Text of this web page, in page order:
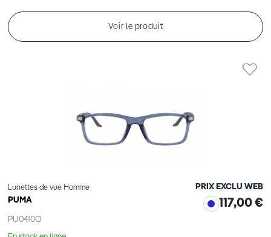
Voir le produit
Lunettes de vue Homme
PUMA
PU0410O
PRIX EXCLU WEB
117,00 €